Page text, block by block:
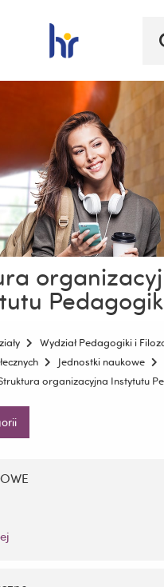
Wydział Pedagogiki i
Jednostki naukowe
organizacyjna Instytutu